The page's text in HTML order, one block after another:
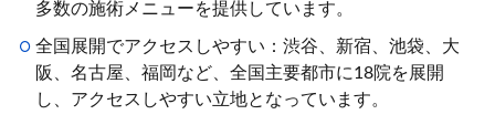
多数の施術メニューを提供しています。
全国展開でアクセスしやすい：渋谷、新宿、池袋、大
阪、名古屋、福岡など、全国主要都市に18院を展開
し、アクセスしやすい立地となっています。